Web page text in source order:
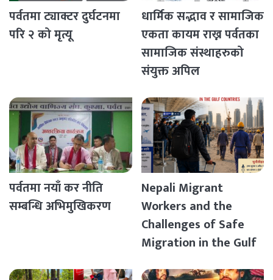
पर्वतमा ट्याक्टर दुर्घटनमा
परि २ को मृत्यू
धार्मिक सद्भाव र सामाजिक
एकता कायम राख्न पर्वतका
सामाजिक संस्थाहरुको
संयुक्त अपिल
पर्वतमा नयाँ कर नीति
सम्बन्धि अभिमुखिकरण
Nepali Migrant
Workers and the
Challenges of Safe
Migration in the Gulf